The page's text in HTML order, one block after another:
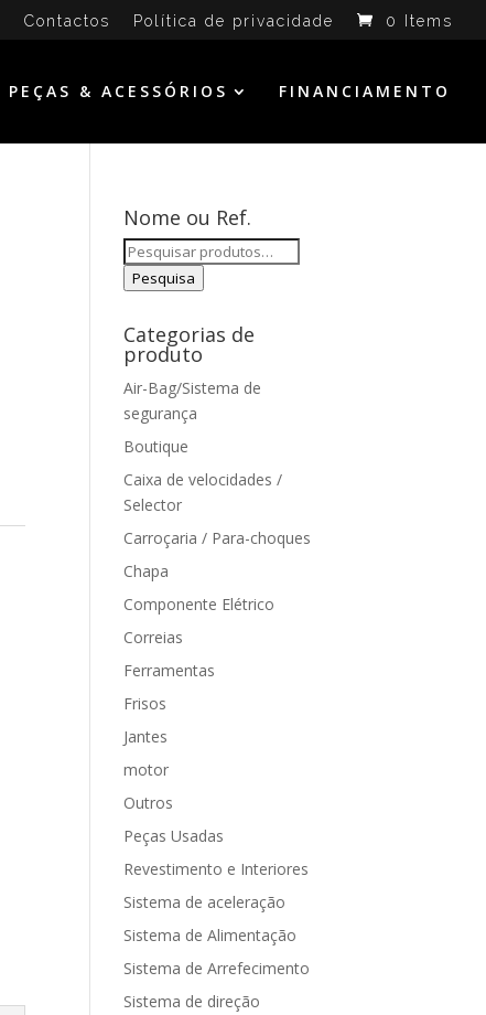
Contactos Política de privacidade 0 Items
PEÇAS & ACESSÓRIOS FINANCIAMENTO
Nome ou Ref.
Pesquisar
por:
Pesquisa
Categorias de
produto
Air-Bag/Sistema de
segurança
Boutique
Caixa de velocidades /
Selector
Carroçaria / Para-choques
Chapa
Componente Elétrico
Correias
Ferramentas
Frisos
Jantes
motor
Outros
Peças Usadas
Revestimento e Interiores
Sistema de aceleração
Sistema de Alimentação
Sistema de Arrefecimento
Sistema de direção